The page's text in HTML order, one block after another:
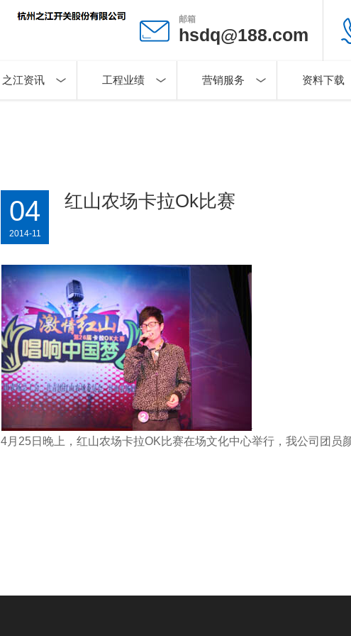
邮箱
hsdq@188.com
之江资讯 工程业绩 营销服务 资料下载
04
2014-11
红山农场卡拉Ok比赛
4月 25日晚上，红山农场卡拉OK比赛在场文化中心举行，我公司团员